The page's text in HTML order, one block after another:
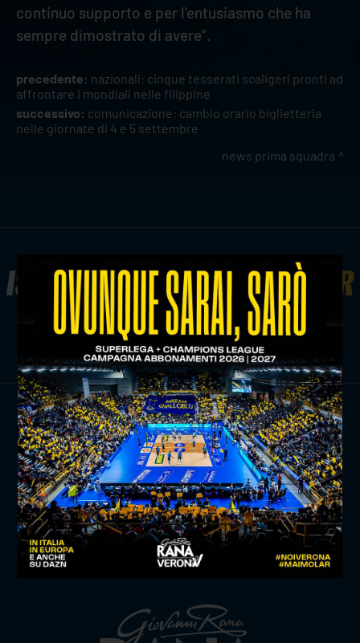
continuo supporto e per l’entusiasmo che ha
sempre dimostrato di avere”.
precedente: nazionali: cinque tesserati scaligeri pronti ad
affrontare i mondiali nelle filippine
successivo: comunicazione: cambio orario biglietteria
nelle giornate di 4 e 5 settembre
news prima squadra
ISCRIVITI ALLANEWSLETTER
ISCRIVITI ORA
TITLE SPONSOR